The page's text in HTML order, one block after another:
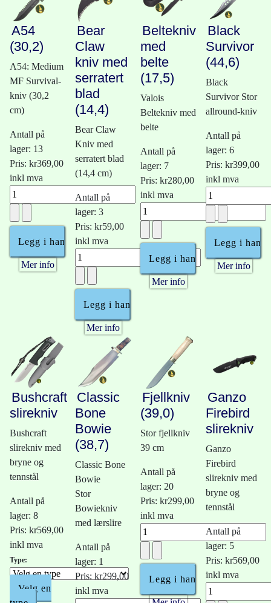
A54
(30,2)
A54: Medium
MF Survival-
kniv (30,2
cm)
Antall på
lager: 13
Pris: kr369,00
inkl mva
Mer info
Bear
Claw
kniv med
serratert
blad
(14,4)
Bear Claw
Kniv med
serratert blad
(14,4 cm)
Antall på
lager: 3
Pris: kr59,00
inkl mva
Mer info
Beltekniv
med
belte
(17,5)
Valois
Beltekniv med
belte
Antall på
lager: 7
Pris: kr280,00
inkl mva
Mer info
Black
Survivor
(44,6)
Black
Survivor Stor
allround-kniv
Antall på
lager: 6
Pris: kr399,00
inkl mva
Mer info
Bushcraft
slirekniv
Bushcraft
slirekniv med
bryne og
tennstål
Antall på
lager: 8
Pris: kr569,00
inkl mva
Type:
Velg en
Classic
Bone
Bowie
(38,7)
Classic Bone
Bowie
Stor
Bowiekniv
med lærslire
Antall på
lager: 1
Pris: kr299,00
inkl mva
Fjellkniv
(39,0)
Stor fjellkniv
39 cm
Antall på
lager: 20
Pris: kr299,00
inkl mva
Ganzo
Firebird
slirekniv
Ganzo
Firebird
slirekniv med
bryne og
tennstål
Antall på
lager: 5
Pris: kr569,00
inkl mva